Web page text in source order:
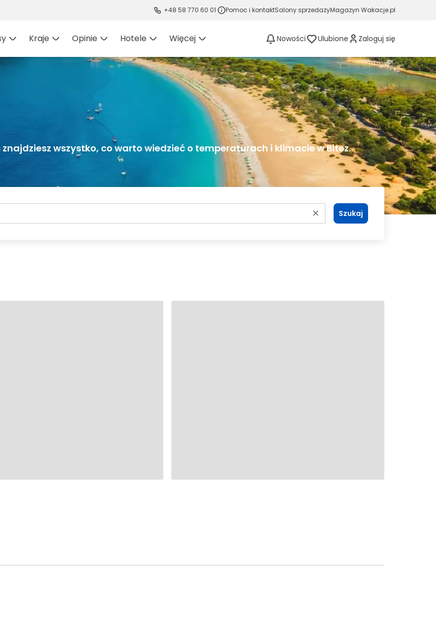
+48 58 770 60 01 Pomoc i kontaktSalony sprzedażyMagazyn Wakacje.pl
Kraje Opinie Hotele Więcej Nowości Ulubione Zaloguj się
wszystko, co warto wiedzieć o temperaturach i klimacie w Bitez.
Szukaj